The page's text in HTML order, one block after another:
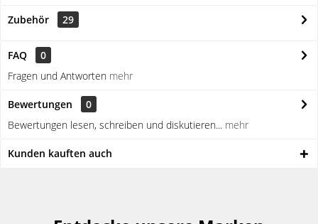
Zubehör 29
FAQ
0
Fragen und Antworten mehr
Bewertungen
0
Bewertungen lesen, schreiben und diskutieren... mehr
Kunden kauften auch